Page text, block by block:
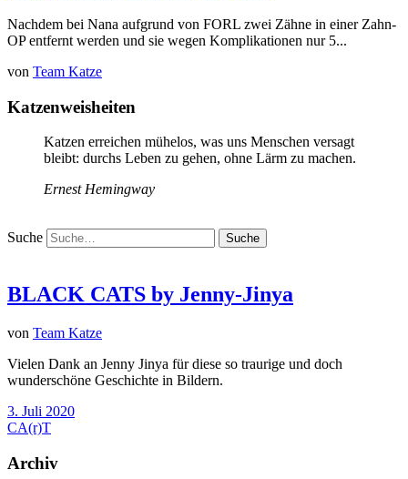
Nachdem bei Nana aufgrund von FORL zwei Zähne in einer Zahn-
OP entfernt werden und sie wegen Komplikationen nur 5...
von Team Katze
Katzenweisheiten
Katzen erreichen mühelos, was uns Menschen versagt
bleibt: durchs Leben zu gehen, ohne Lärm zu machen.
Ernest Hemingway
Suche
BLACK CATS by Jenny-Jinya
von Team Katze
Vielen Dank an Jenny Jinya für diese so traurige und doch
wunderschöne Geschichte in Bildern.
3. Juli 2020
CA(r)T
Archiv